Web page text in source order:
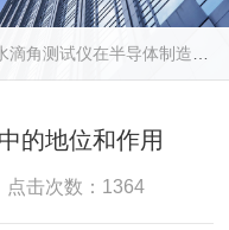
滴角测试仪在半导体制造中的地位和作用
的地位和作用
点击次数：1364